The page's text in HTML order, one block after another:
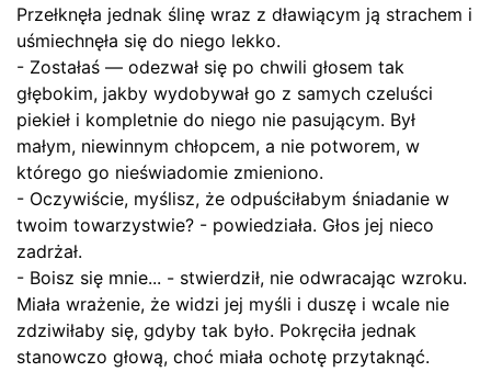
Przełknęła jednak ślinę wraz z dławiącym ją strachem i
uśmiechnęła się do niego lekko.
- Zostałaś — odezwał się po chwili głosem tak
głębokim, jakby wydobywał go z samych czeluści
piekieł i kompletnie do niego nie pasującym. Był
małym, niewinnym chłopcem, a nie potworem, w
którego go nieświadomie zmieniono.
- Oczywiście, myślisz, że odpuściłabym śniadanie w
twoim towarzystwie? - powiedziała. Głos jej nieco
zadrżał.
- Boisz się mnie... - stwierdził, nie odwracając wzroku.
Miała wrażenie, że widzi jej myśli i duszę i wcale nie
zdziwiłaby się, gdyby tak było. Pokręciła jednak
stanowczo głową, choć miała ochotę przytaknąć.